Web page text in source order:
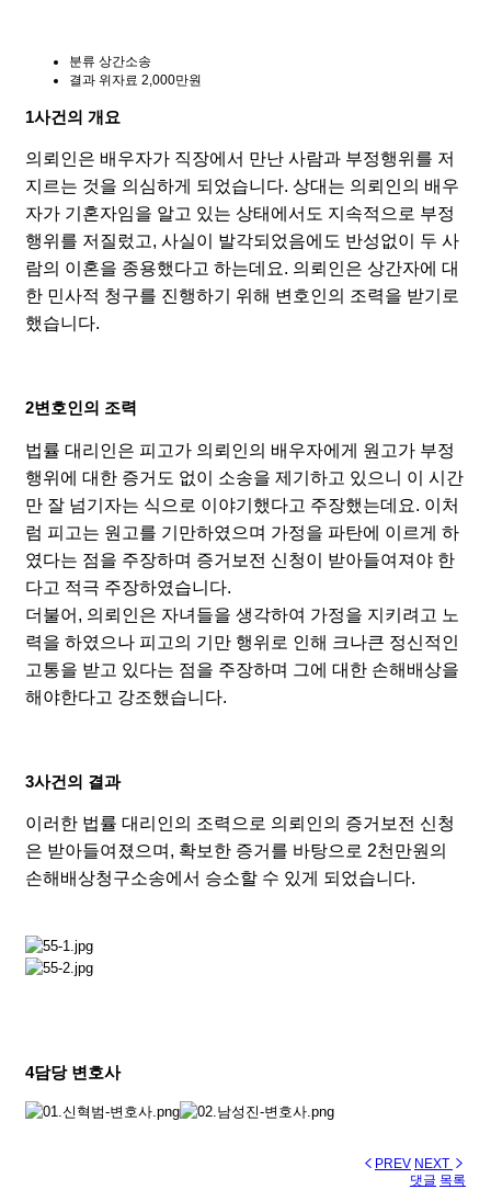
분류 상간소송
결과 위자료 2,000만원
1사건의 개요
의뢰인은 배우자가 직장에서 만난 사람과 부정행위를 저
지르는 것을 의심하게 되었습니다. 상대는 의뢰인의 배우
자가 기혼자임을 알고 있는 상태에서도 지속적으로 부정
행위를 저질렀고, 사실이 발각되었음에도 반성없이 두 사
람의 이혼을 종용했다고 하는데요. 의뢰인은 상간자에 대
한 민사적 청구를 진행하기 위해 변호인의 조력을 받기로
했습니다.
2변호인의 조력
법률 대리인은 피고가 의뢰인의 배우자에게 원고가 부정
행위에 대한 증거도 없이 소송을 제기하고 있으니 이 시간
만 잘 넘기자는 식으로 이야기했다고 주장했는데요. 이처
럼 피고는 원고를 기만하였으며 가정을 파탄에 이르게 하
였다는 점을 주장하며 증거보전 신청이 받아들여져야 한
다고 적극 주장하였습니다.
더불어, 의뢰인은 자녀들을 생각하여 가정을 지키려고 노
력을 하였으나 피고의 기만 행위로 인해 크나큰 정신적인
고통을 받고 있다는 점을 주장하며 그에 대한 손해배상을
해야한다고 강조했습니다.
3사건의 결과
이러한 법률 대리인의 조력으로 의뢰인의 증거보전 신청
은 받아들여졌으며, 확보한 증거를 바탕으로 2천만원의
손해배상청구소송에서 승소할 수 있게 되었습니다.
4담당 변호사
PREV NEXT
댓글 목록